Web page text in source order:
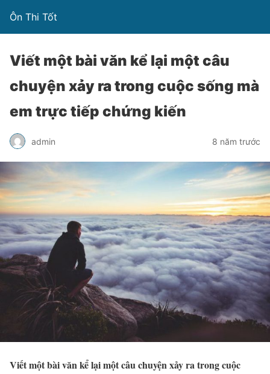
Ôn Thi Tốt
Viết một bài văn kể lại một câu
chuyện xảy ra trong cuộc sống mà
em trực tiếp chứng kiến
admin 8 năm trước
Viết một bài văn kể lại một câu chuyện xảy ra trong cuộc